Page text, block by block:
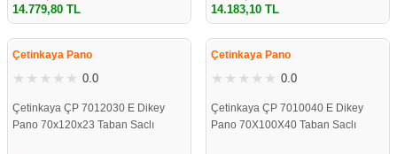
14.779,80 TL
14.183,10 TL
%49
Çetinkaya Pano
0.0
Çetinkaya ÇP 7012030 E Dikey
Pano 70x120x23 Taban Saclı
%49
Çetinkaya Pano
0.0
Çetinkaya ÇP 7010040 E Dikey
Pano 70X100X40 Taban Saclı